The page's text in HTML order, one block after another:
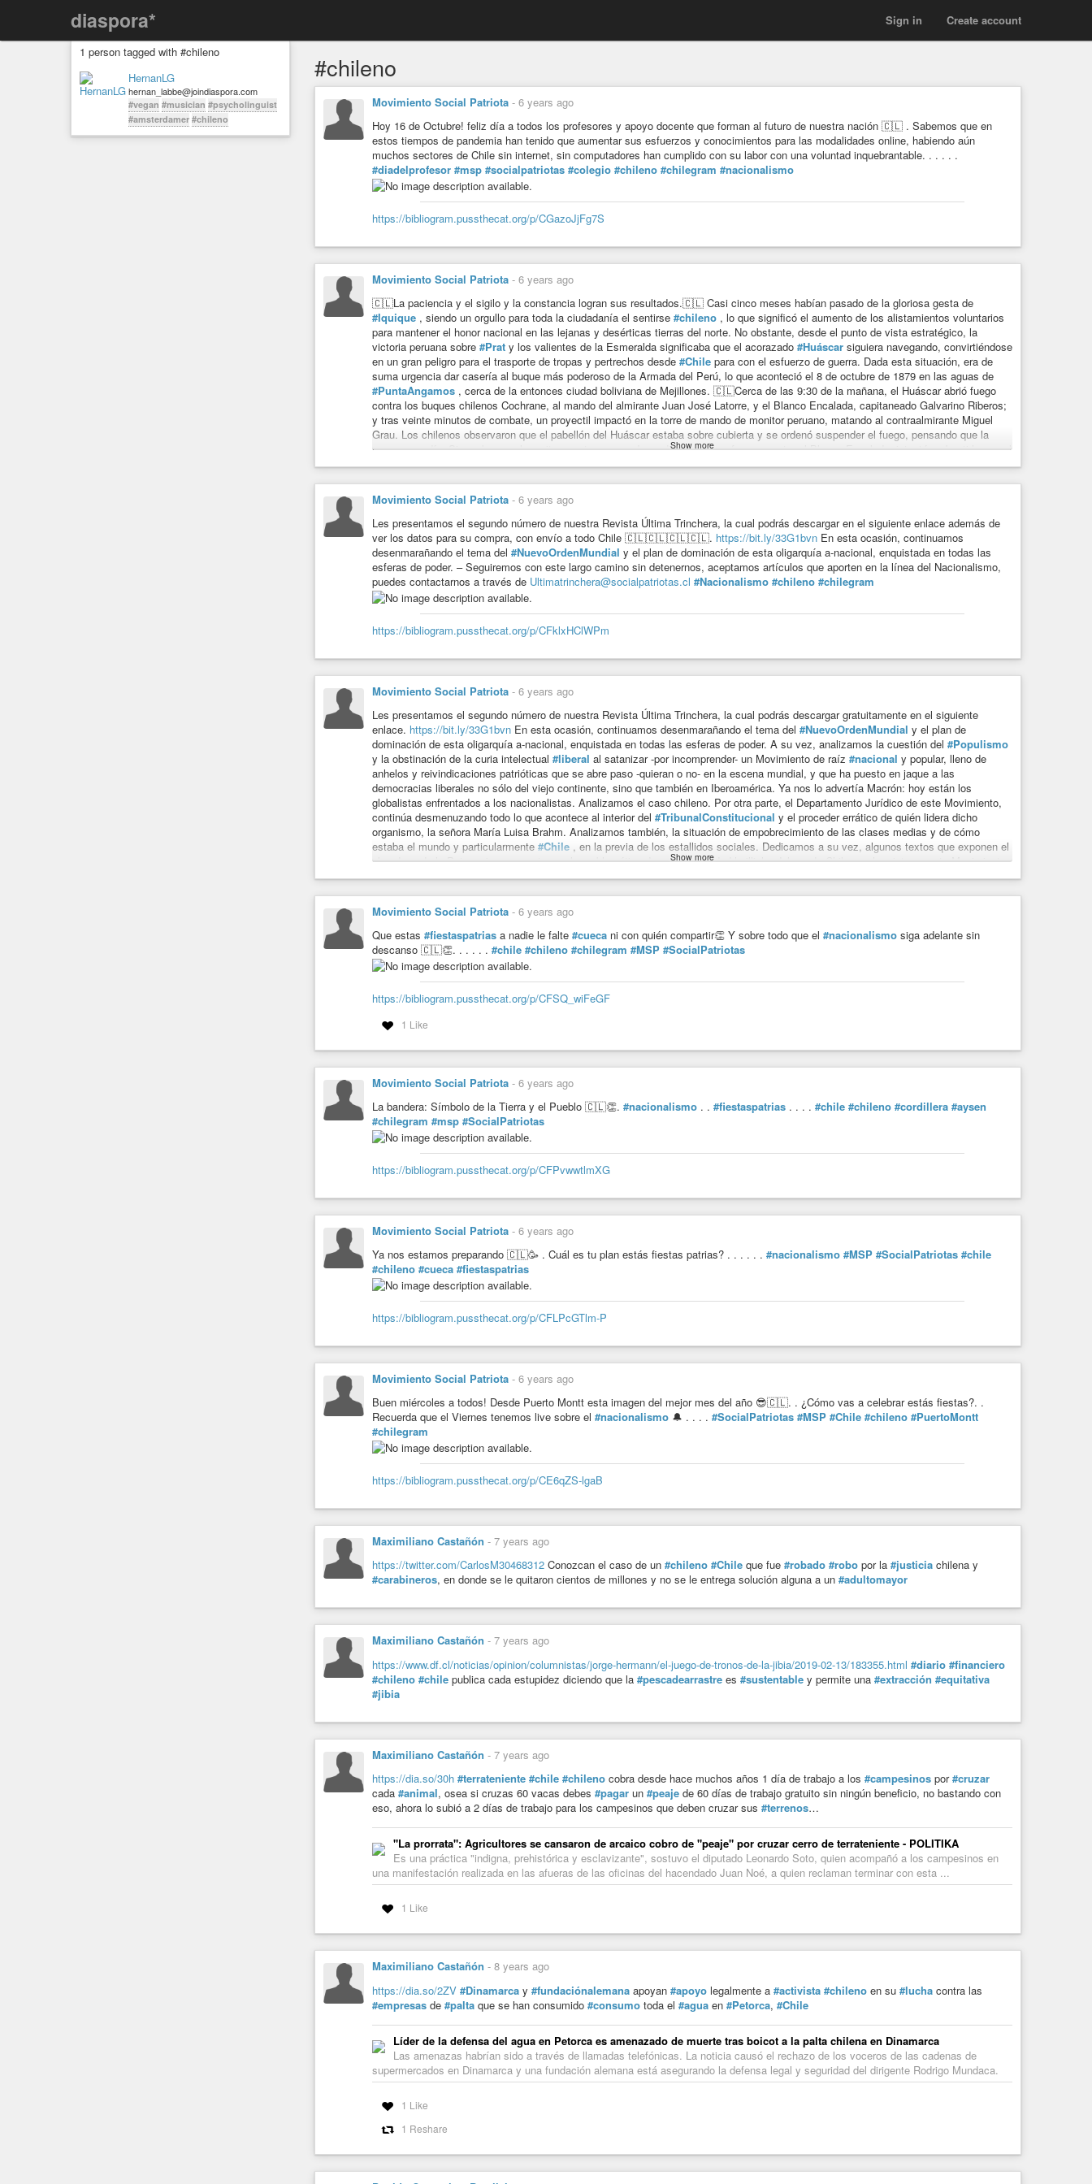
diaspora* Create account
Sign in
1 person tagged with #chileno
HernanLG
hernan_labbe@joindiaspora.com
#vegan #musician #psycholinguist
#amsterdamer #chileno
#chileno
Movimiento Social Patriota - 6 years ago
Hoy 16 de Octubre! feliz día a todos los profesores y apoyo docente que forman al futuro de nuestra nación 🇨🇱 . Sabemos que en
estos tiempos de pandemia han tenido que aumentar sus esfuerzos y conocimientos para las modalidades online, habiendo aún
muchos sectores de Chile sin internet, sin computadores han cumplido con su labor con una voluntad inquebrantable. . . . . .
#diadelprofesor #msp #socialpatriotas #colegio #chileno #chilegram #nacionalismo
https://bibliogram.pussthecat.org/p/CGazoJjFg7S
Movimiento Social Patriota - 6 years ago
🇨🇱La paciencia y el sigilo y la constancia logran sus resultados.🇨🇱 Casi cinco meses habían pasado de la gloriosa gesta de
#Iquique , siendo un orgullo para toda la ciudadanía el sentirse #chileno , lo que significó el aumento de los alistamientos voluntarios
para mantener el honor nacional en las lejanas y desérticas tierras del norte. No obstante, desde el punto de vista estratégico, la
victoria peruana sobre #Prat y los valientes de la Esmeralda significaba que el acorazado #Huáscar siguiera navegando, convirtiéndose
en un gran peligro para el trasporte de tropas y pertrechos desde #Chile para con el esfuerzo de guerra. Dada esta situación, era de
suma urgencia dar casería al buque más poderoso de la Armada del Perú, lo que aconteció el 8 de octubre de 1879 en las aguas de
#PuntaAngamos , cerca de la entonces ciudad boliviana de Mejillones. 🇨🇱Cerca de las 9:30 de la mañana, el Huáscar abrió fuego
contra los buques chilenos Cochrane, al mando del almirante Juan José Latorre, y el Blanco Encalada, capitaneado Galvarino Riberos;
y tras veinte minutos de combate, un proyectil impactó en la torre de mando de monitor peruano, matando al contraalmirante Miguel
Grau. Los chilenos observaron que el pabellón del Huáscar estaba sobre cubierta y se ordenó suspender el fuego, pensando que la
nave se rendía. Sin embargo, el monitor mantuvo su andar, y dirigiendo sus fuegos contra el Blanco Encalada, intentó embestirlo con el
espolón, pero el blindado chileno esquivó el golpe. En ese momento, un proyectil disparado por el Blanco Encalada perfora la torre de
casi una hora de combate, los peruanos deciden arriar su bandera en señal de rendición, siendo abordado por los marinos chilenos.
Estos hechos dieron como resultados la captura del monitor Huáscar, junto con la muerte del comandante Miguel Grau, así como
dando a Chile el dominio del Pacífico sur y la libertad de acción para las posteriores campañas terrestres, la que escribirían parte de las
páginas más gloriosas de nuestra Historia patria.#nacionalismo #socialpatriotas #msp
https://bibliogram.pussthecat.org/p/CGFl119Ft3G
Show more
Movimiento Social Patriota - 6 years ago
Les presentamos el segundo número de nuestra Revista Última Trinchera, la cual podrás descargar en el siguiente enlace además de
ver los datos para su compra, con envío a todo Chile 🇨🇱🇨🇱🇨🇱🇨🇱. https://bit.ly/33G1bvn En esta ocasión, continuamos
desenmarañando el tema del #NuevoOrdenMundial y el plan de dominación de esta oligarquía a-nacional, enquistada en todas las
esferas de poder. – Seguiremos con este largo camino sin detenernos, aceptamos artículos que aporten en la línea del Nacionalismo,
puedes contactarnos a través de Ultimatrinchera@socialpatriotas.cl #Nacionalismo #chileno #chilegram
https://bibliogram.pussthecat.org/p/CFklxHClWPm
Movimiento Social Patriota - 6 years ago
Les presentamos el segundo número de nuestra Revista Última Trinchera, la cual podrás descargar gratuitamente en el siguiente
enlace. https://bit.ly/33G1bvn En esta ocasión, continuamos desenmarañando el tema del #NuevoOrdenMundial y el plan de
dominación de esta oligarquía a-nacional, enquistada en todas las esferas de poder. A su vez, analizamos la cuestión del #Populismo
y la obstinación de la curia intelectual #liberal al satanizar -por incomprender- un Movimiento de raíz #nacional y popular, lleno de
anhelos y reivindicaciones patrióticas que se abre paso -quieran o no- en la escena mundial, y que ha puesto en jaque a las
democracias liberales no sólo del viejo continente, sino que también en Iberoamérica. Ya nos lo advertía Macrón: hoy están los
globalistas enfrentados a los nacionalistas. Analizamos el caso chileno. Por otra parte, el Departamento Jurídico de este Movimiento,
continúa desmenuzando todo lo que acontece al interior del #TribunalConstitucional y el proceder errático de quién lidera dicho
organismo, la señora María Luisa Brahm. Analizamos también, la situación de empobrecimiento de las clases medias y de cómo
estaba el mundo y particularmente #Chile , en la previa de los estallidos sociales. Dedicamos a su vez, algunos textos que exponen el
abandono de la Patagonia y presentamos la problemática de una comunidad huilliche del sur de Chile que ha visto en este Movimiento
un aliado para enfrentar juntos el abandono y la desidia de quienes deberían proteger a la nación, su territorio y su gente. Hablamos de
chileno que narra las horas decisivas que vivieron nuestros soldados, quienes debían cortar las líneas del campo minado al interior del
imponente#MorrodeArica. – Seguiremos con este largo camino sin detenernos, aceptamos artículos que aporten en la línea del
Nacionalismo, puedes contactarnos a través deUltimatrinchera@socialpatriotas.cl #Nacionalismo #chileno #fiestaspatrias
#18deseptiembre #chilegram
https://bibliogram.pussthecat.org/videoproxy?url=https%3A%2F%2Fscontent-frt3-2.cdninstagram.com%2Fv%2Ft50.2886-
16%2F119674784_622161795149425_3856241936018335553_n.mp4%3F_nc_ht%3Dscontent-frt3-
2.cdninstagram.com%26_nc_cat%3D101%26_nc_ohc%3D8CZGau0EXKAAX8fLmBi%26oe%3D5F6765CB%26oh%3D2fb48a5dcdf869a
0a7f61150f84c0cb6
Show more
Movimiento Social Patriota - 6 years ago
Que estas #fiestaspatrias a nadie le falte #cueca ni con quién compartir👏 Y sobre todo que el #nacionalismo siga adelante sin
descanso 🇨🇱👏. . . . . . #chile #chileno #chilegram #MSP #SocialPatriotas
https://bibliogram.pussthecat.org/p/CFSQ_wiFeGF
1 Like
Movimiento Social Patriota - 6 years ago
La bandera: Símbolo de la Tierra y el Pueblo 🇨🇱👏. #nacionalismo . . #fiestaspatrias . . . . #chile #chileno #cordillera #aysen
#chilegram #msp #SocialPatriotas
https://bibliogram.pussthecat.org/p/CFPvwwtlmXG
Movimiento Social Patriota - 6 years ago
Ya nos estamos preparando 🇨🇱🥳 . Cuál es tu plan estás fiestas patrias? . . . . . . #nacionalismo #MSP #SocialPatriotas #chile
#chileno #cueca #fiestaspatrias
https://bibliogram.pussthecat.org/p/CFLPcGTlm-P
Movimiento Social Patriota - 6 years ago
Buen miércoles a todos! Desde Puerto Montt esta imagen del mejor mes del año 😎🇨🇱. . ¿Cómo vas a celebrar estás fiestas?. .
Recuerda que el Viernes tenemos live sobre el #nacionalismo 🔔 . . . . #SocialPatriotas #MSP #Chile #chileno #PuertoMontt
#chilegram
https://bibliogram.pussthecat.org/p/CE6qZS-lgaB
Maximiliano Castañón - 7 years ago
https://twitter.com/CarlosM30468312 Conozcan el caso de un #chileno #Chile que fue #robado #robo por la #justicia chilena y
#carabineros, en donde se le quitaron cientos de millones y no se le entrega solución alguna a un #adultomayor
Maximiliano Castañón - 7 years ago
https://www.df.cl/noticias/opinion/columnistas/jorge-hermann/el-juego-de-tronos-de-la-jibia/2019-02-13/183355.html #diario #financiero
#chileno #chile publica cada estupidez diciendo que la #pescadearrastre es #sustentable y permite una #extracción #equitativa
#jibia
Maximiliano Castañón - 7 years ago
https://dia.so/30h #terrateniente #chile #chileno cobra desde hace muchos años 1 día de trabajo a los #campesinos por#cruzar
cada #animal, osea si cruzas 60 vacas debes #pagar un #peaje de 60 días de trabajo gratuito sin ningún beneficio, no bastando con
eso, ahora lo subió a 2 días de trabajo para los campesinos que deben cruzar sus #terrenos…
"La prorrata": Agricultores se cansaron de arcaico cobro de "peaje" por cruzar cerro de terrateniente - POLITIKA
Es una práctica "indigna, prehistórica y esclavizante", sostuvo el diputado Leonardo Soto, quien acompañó a los campesinos en
una manifestación realizada en las afueras de las oficinas del hacendado Juan Noé, a quien reclaman terminar con esta ...
1 Like
Maximiliano Castañón - 8 years ago
https://dia.so/2ZV #Dinamarca y #fundaciónalemana apoyan #apoyo legalmente a #activista #chileno en su #lucha contra las
#empresas de #palta que se han consumido #consumo toda el #agua en #Petorca, #Chile
Líder de la defensa del agua en Petorca es amenazado de muerte tras boicot a la palta chilena en Dinamarca
Las amenazas habrían sido a través de llamadas telefónicas. La noticia causó el rechazo de los voceros de las cadenas de
supermercados en Dinamarca y una fundación alemana está asegurando la defensa legal y seguridad del dirigente Rodrigo Mundaca.
1 Like
1 Reshare